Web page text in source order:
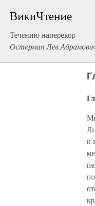
ВикиЧтение
Течению наперекор
Остерман Лев
к